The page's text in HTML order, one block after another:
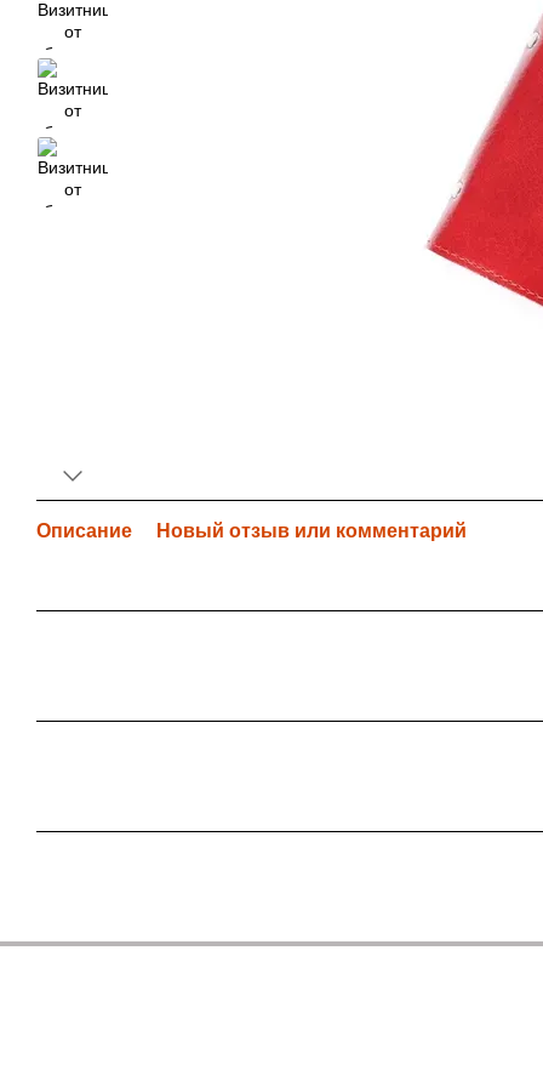
Описание Новый отзыв или комментарий